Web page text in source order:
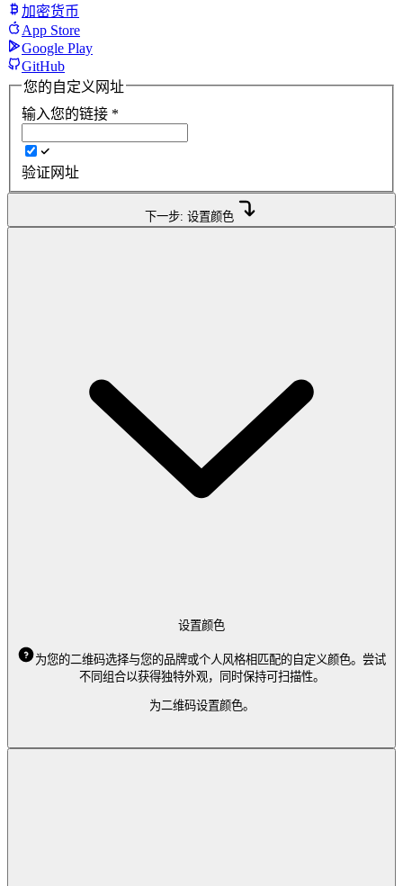
加密货币
App Store
Google Play
GitHub
您的自定义网址
输入您的链接 *
验证网址
下一步: 设置颜色
设置颜色
为您的二维码选择与您的品牌或个人风格相匹配的自定义颜色。尝试
不同组合以获得独特外观，同时保持可扫描性。
为二维码设置颜色。